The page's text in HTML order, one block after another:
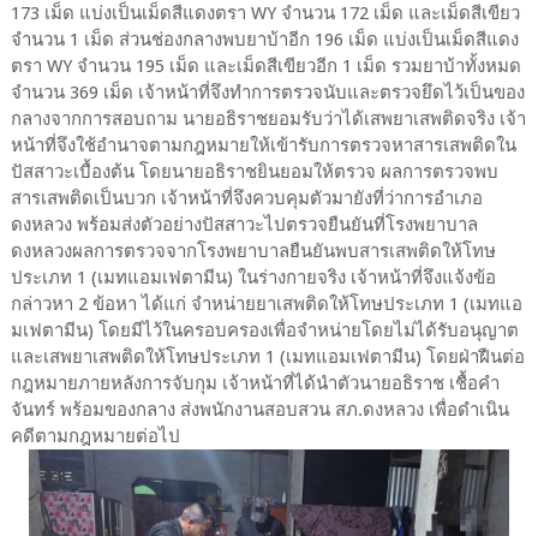
173 เม็ด แบ่งเป็นเม็ดสีแดงตรา WY จำนวน 172 เม็ด และเม็ดสีเขียว
จำนวน 1 เม็ด ส่วนช่องกลางพบยาบ้าอีก 196 เม็ด แบ่งเป็นเม็ดสีแดง
ตรา WY จำนวน 195 เม็ด และเม็ดสีเขียวอีก 1 เม็ด รวมยาบ้าทั้งหมด
จำนวน 369 เม็ด เจ้าหน้าที่จึงทำการตรวจนับและตรวจยึดไว้เป็นของ
กลางจากการสอบถาม นายอธิราชยอมรับว่าได้เสพยาเสพติดจริง เจ้า
หน้าที่จึงใช้อำนาจตามกฎหมายให้เข้ารับการตรวจหาสารเสพติดใน
ปัสสาวะเบื้องต้น โดยนายอธิราชยินยอมให้ตรวจ ผลการตรวจพบ
สารเสพติดเป็นบวก เจ้าหน้าที่จึงควบคุมตัวมายังที่ว่าการอำเภอ
ดงหลวง พร้อมส่งตัวอย่างปัสสาวะไปตรวจยืนยันที่โรงพยาบาล
ดงหลวงผลการตรวจจากโรงพยาบาลยืนยันพบสารเสพติดให้โทษ
ประเภท 1 (เมทแอมเฟตามีน) ในร่างกายจริง เจ้าหน้าที่จึงแจ้งข้อ
กล่าวหา 2 ข้อหา ได้แก่ จำหน่ายยาเสพติดให้โทษประเภท 1 (เมทแอ
มเฟตามีน) โดยมีไว้ในครอบครองเพื่อจำหน่ายโดยไม่ได้รับอนุญาต
และเสพยาเสพติดให้โทษประเภท 1 (เมทแอมเฟตามีน) โดยฝ่าฝืนต่อ
กฎหมายภายหลังการจับกุม เจ้าหน้าที่ได้นำตัวนายอธิราช เชื้อคำ
จันทร์ พร้อมของกลาง ส่งพนักงานสอบสวน สภ.ดงหลวง เพื่อดำเนิน
คดีตามกฎหมายต่อไป